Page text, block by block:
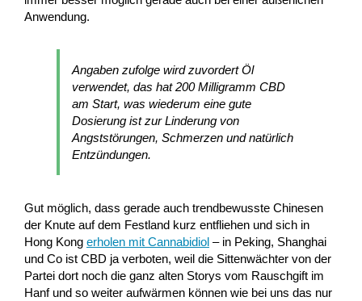
Anwendung.
Angaben zufolge wird zuvordert Öl
verwendet, das hat 200 Milligramm CBD
am Start, was wiederum eine gute
Dosierung ist zur Linderung von
Angststörungen, Schmerzen und natürlich
Entzündungen.
Gut möglich, dass gerade auch trendbewusste Chinesen
der Knute auf dem Festland kurz entfliehen und sich in
Hong Kong erholen mit Cannabidiol – in Peking, Shanghai
und Co ist CBD ja verboten, weil die Sittenwächter von der
Partei dort noch die ganz alten Storys vom Rauschgift im
Hanf und so weiter aufwärmen können wie bei uns das nur